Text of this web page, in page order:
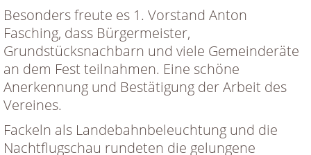
Besonders freute es 1. Vorstand Anton
Fasching, dass Bürgermeister,
Grundstücksnachbarn und viele Gemeinderäte
an dem Fest teilnahmen. Eine schöne
Anerkennung und Bestätigung der Arbeit des
Vereines.
Fackeln als Landebahnbeleuchtung und die
Nachtflugschau rundeten die gelungene